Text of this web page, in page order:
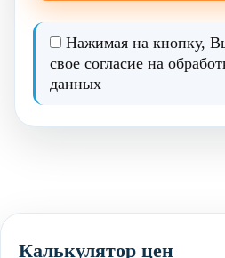
Нажимая на кнопку,
свое согласие на
данных
Калькулятор цен